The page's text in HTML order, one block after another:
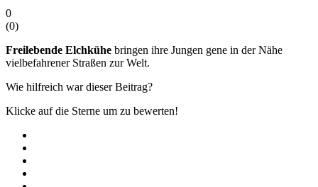
0
(0)
Freilebende Elchkühe bringen ihre Jungen gene in der Nähe
vielbefahrener Straßen zur Welt.
Wie hilfreich war dieser Beitrag?
Klicke auf die Sterne um zu bewerten!